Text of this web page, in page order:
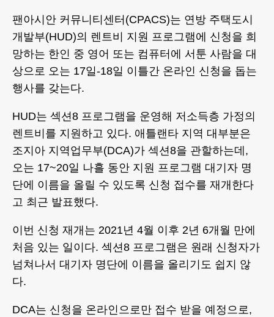
팬아시안 커뮤니티센터(CPACS)는 연방 주택도시
개발부(HUD)의 렌트비 지원 프로그램에 신청을 희
망하는 한인 중 영어 또는 컴퓨터에 서툰 사람을 대
상으로 오는 17일-18일 이틀간 온라인 신청을 돕는
행사를 갖는다.
HUD는 섹션8 프로그램을 운영해 저소득층 가정의
렌트비를 지원하고 있다. 애틀랜타 지역 대부분은
조지아 지역업무부(DCA)가 섹션8을 관할하는데,
오는 17~20일 나흘 동안 지원 프로그램 대기자 명
단에 이름을 올릴 수 있도록 신청 접수를 재개한다
고 최근 발표했다.
이번 신청 재개는 2021년 4월 이후 2년 6개월 만에
처음 있는 일이다. 섹션8 프로그램은 원래 신청자가
넘쳐나서 대기자 명단에 이름을 올리기도 쉽지 않
다.
DCA는 신청을 온라인으로만 접수 받을 예정으로,